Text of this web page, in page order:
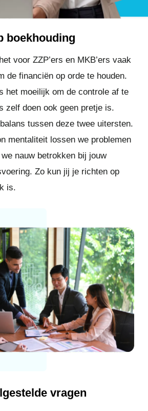
boekhouding
voor ZZP’ers en MKB’ers vaak
de financiën op orde te houden.
het moeilijk om de controle af te
zelf doen ook geen pretje is.
tussen deze twee uitersten.
mentaliteit lossen we problemen
nauw betrokken bij jouw
Zo kun jij je richten op
is.
vragen